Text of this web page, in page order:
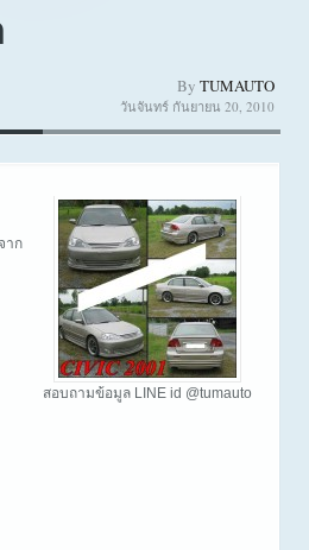
By TUMAUTO
วันจันทร์ กันยายน 20, 2010
สอบถามข้อมูล LINE id @tumauto
าก